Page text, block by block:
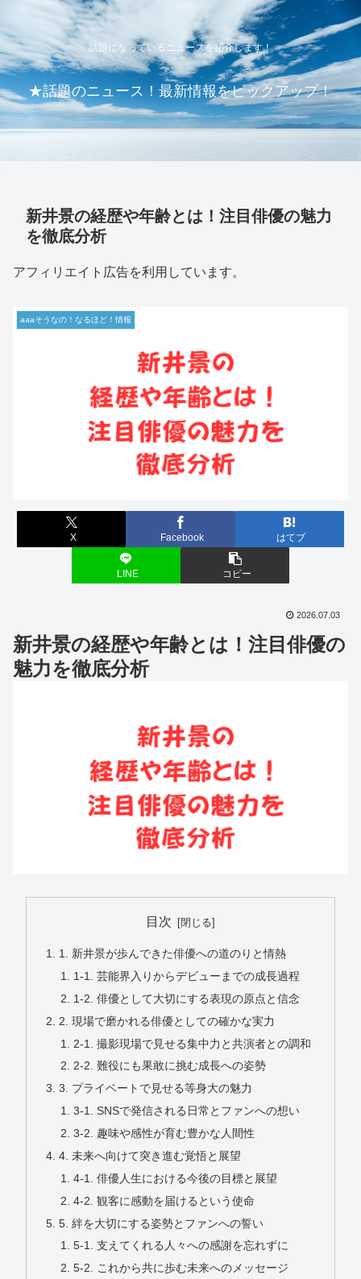
話題になっているニュースを紹介します！
★話題のニュース！最新情報をピックアップ！
新井景の経歴や年齢とは！注目俳優の魅力
を徹底分析
アフィリエイト広告を利用しています。
aaaそうなの！なるほど！情報
X Facebook はてブ
LINE コピー
2026.07.03
新井景の経歴や年齢とは！注目俳優の
魅力を徹底分析
目次
1. 新井景が歩んできた俳優への道のりと情熱
1-1. 芸能界入りからデビューまでの成長過程
1-2. 俳優として大切にする表現の原点と信念
2. 現場で磨かれる俳優としての確かな実力
2-1. 撮影現場で見せる集中力と共演者との調和
2-2. 難役にも果敢に挑む成長への姿勢
3. プライベートで見せる等身大の魅力
3-1. SNSで発信される日常とファンへの想い
3-2. 趣味や感性が育む豊かな人間性
4. 未来へ向けて突き進む覚悟と展望
4-1. 俳優人生における今後の目標と展望
4-2. 観客に感動を届けるという使命
5. 絆を大切にする姿勢とファンへの誓い
5-1. 支えてくれる人々への感謝を忘れずに
5-2. これから共に歩む未来へのメッセージ